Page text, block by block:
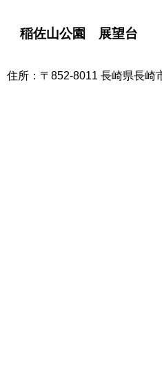
稲佐山公園 展望台
住所：〒852-8011 長崎県長崎